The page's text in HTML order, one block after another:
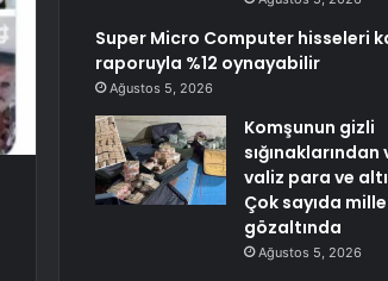
Super Micro Computer hisseleri
raporuyla %12 oynayabilir
Ağustos 5, 2026
Komşunun gizli
sığınaklarından
valiz para ve
Çok sayıda
gözaltında
Ağustos 5, 2026